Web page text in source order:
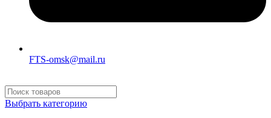
FTS-omsk@mail.ru
Выбрать категорию